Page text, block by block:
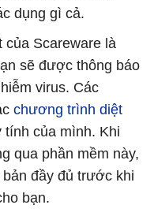
dụng gì cả.
của Scareware là
sẽ được thông báo
virus. Các
chương trình diệt
tính của mình. Khi
qua phần mềm này,
đầy đủ trước khi
bạn.